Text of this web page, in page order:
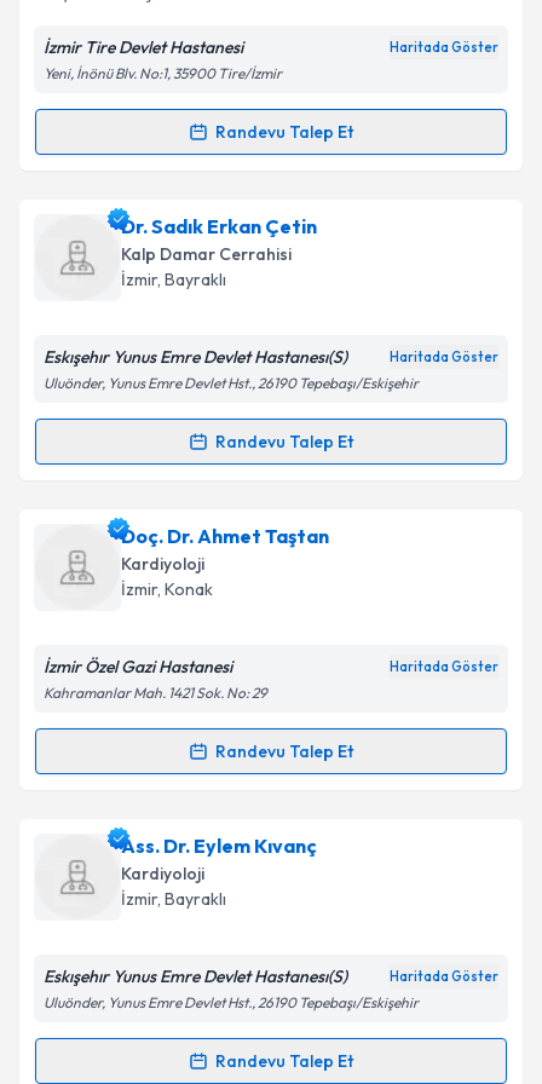
Kişisel verilerimin işlenmesine ilişkin
Metni'ni okudum ve kişisel verilerimin belirtilen
kapsamda işlenmesini kabul ediyorum.
İzmir Tire Devlet Hastanesi Haritada Göster
Yeni, İnönü Blv. No:1, 35900 Tire/İzmir
Randevu Talep Et
Randevu Takvimi Talebi
Dr. Milyar Yakariçin randevu takvimi talebi oluşturun.
Size bu uzmandan randevu almanız için bir takvim
hazırlandığında e-posta ile bilgilendireceğiz.
Kişisel verilerimin işlenmesine ilişkin
Metni'ni okudum ve kişisel verilerimin belirtilen
Takvim Talebini Gönder
Dr. Sadık Erkan Çetin
Kalp Damar Cerrahisi
İzmir, Bayraklı
Eskışehır Yunus Emre Devlet Hastanesı(S) Haritada Göster
Uluönder, Yunus Emre Devlet Hst., 26190 Tepebaşı/Eskişehir
Randevu Talep Et
Randevu Takvimi Talebi
Dr. Sadık Erkan Çetin için randevu takvimi talebi
oluşturun. Size bu uzmandan randevu almanız için bir
takvim hazırlandığında e-posta ile bilgilendireceğiz.
Kişisel verilerimin işlenmesine ilişkin
Metni'ni okudum ve kişisel verilerimin belirtilen
Takvim Talebini Gönder
Doç. Dr. Ahmet Taştan
Kardiyoloji
İzmir, Konak
İzmir Özel Gazi Hastanesi Haritada Göster
Kahramanlar Mah. 1421 Sok. No: 29
Randevu Talep Et
Randevu Takvimi Talebi
Doç. Dr. Ahmet Taştaniçin randevu takvimi talebi
oluşturun. Size bu uzmandan randevu almanız için bir
takvim hazırlandığında e-posta ile bilgilendireceğiz.
Kişisel verilerimin işlenmesine ilişkin
Ass. Dr. Eylem Kıvanç
Kardiyoloji
İzmir, Bayraklı
Eskışehır Yunus Emre Devlet Hastanesı(S) Haritada Göster
Uluönder, Yunus Emre Devlet Hst., 26190 Tepebaşı/Eskişehir
Randevu Talep Et
Randevu Takvimi Talebi